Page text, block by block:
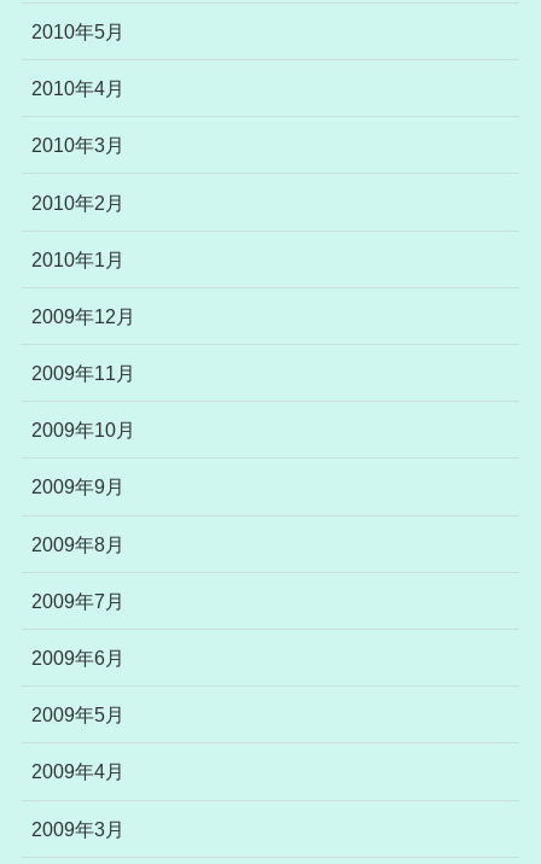
2010年5月
2010年4月
2010年3月
2010年2月
2010年1月
2009年12月
2009年11月
2009年10月
2009年9月
2009年8月
2009年7月
2009年6月
2009年5月
2009年4月
2009年3月